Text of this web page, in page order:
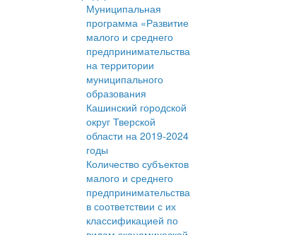
Муниципальная
программа «Развитие
малого и среднего
предпринимательства
на территории
муниципального
образования
Кашинский городской
округ Тверской
области на 2019-2024
годы
Количество субъектов
малого и среднего
предпринимательства
в соответствии с их
классификацией по